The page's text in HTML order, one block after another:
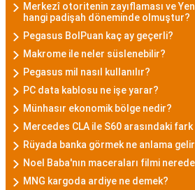
Merkezî otoritenin zayıflaması ve
hangi padişah döneminde olmuştur?
Pegasus BolPuan kaç ay geçerli?
Makrome ile neler süslenebilir?
Pegasus mil nasıl kullanılır?
PC data kablosu ne işe yarar?
Münhasır ekonomik bölge nedir?
Mercedes CLA ile S60 arasındaki
Rüyada banka görmek ne anlama
Noel Baba'nın maceraları filmi
MNG kargoda ardiye ne demek?